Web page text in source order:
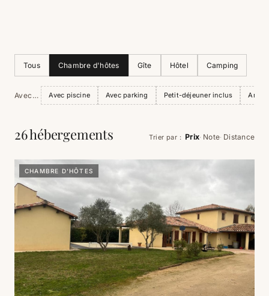
Tous Chambre d'hôtes Gîte Hôtel Camping
Avec… Avec piscine Avec parking Petit-déjeuner inclus
26 hébergements Trier par : Prix· Note· Distance
CHAMBRE D'HÔTES